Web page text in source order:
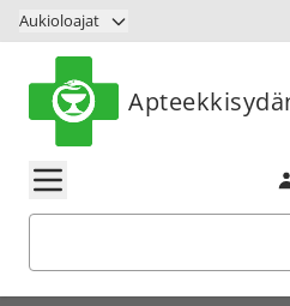
Siirry sisältöön
Aukioloajat